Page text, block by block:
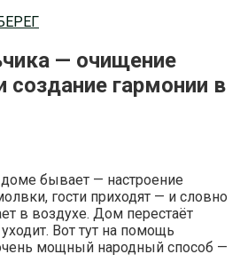
— очищение
создание гармонии в
доме бывает — настроение
гости приходят — и словно
в воздухе. Дом перестаёт
Вот тут на помощь
мощный народный способ —